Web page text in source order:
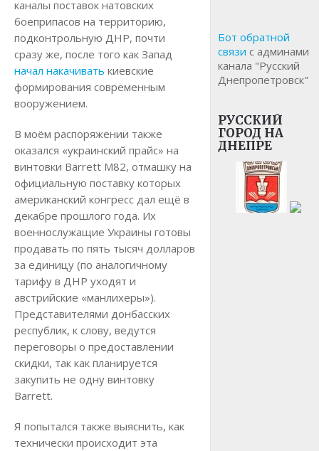
каналы поставок натовских
боеприпасов на территорию,
подконтрольную ДНР, почти
сразу же, после того как Запад
начал накачивать киевские
формирования современным
вооружением.
В моём распоряжении также
оказался «украинский прайс» на
винтовки Barrett M82, отмашку на
официальную поставку которых
американский конгресс дал ещё в
декабре прошлого года. Их
военнослужащие Украины готовы
продавать по пять тысяч долларов
за единицу (по аналогичному
тарифу в ДНР уходят и
австрийские «манлихеры»).
Представителями донбасских
республик, к слову, ведутся
переговоры о предоставлении
скидки, так как планируется
закупить не одну винтовку
Barrett.
Я попытался также выяснить, как
технически происходит эта
Бот обратной
связи с админами
канала "Русский
Днепропетровск"
РУССКИЙ
ГОРОД НА
ДНЕПРЕ